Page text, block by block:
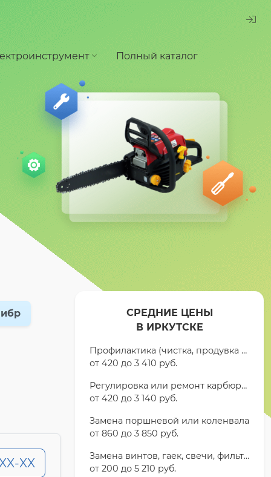
Полный каталог
XX
СРЕДНИЕ ЦЕНЫ
В ИРКУТСКЕ
Профилактика (чистка, продувка и т.п.)
от 420 до 3 410 pyб.
Регулировка или ремонт карбюратора
от 420 до 3 140 pyб.
Замена поршневой или коленвала
от 860 до 3 850 pyб.
Замена винтов, гаек, свечи, фильтров и т.п.
от 200 до 5 210 pyб.